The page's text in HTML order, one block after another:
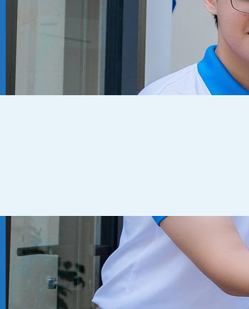
ĐIỀU KHOẢN SỬ DỤNG